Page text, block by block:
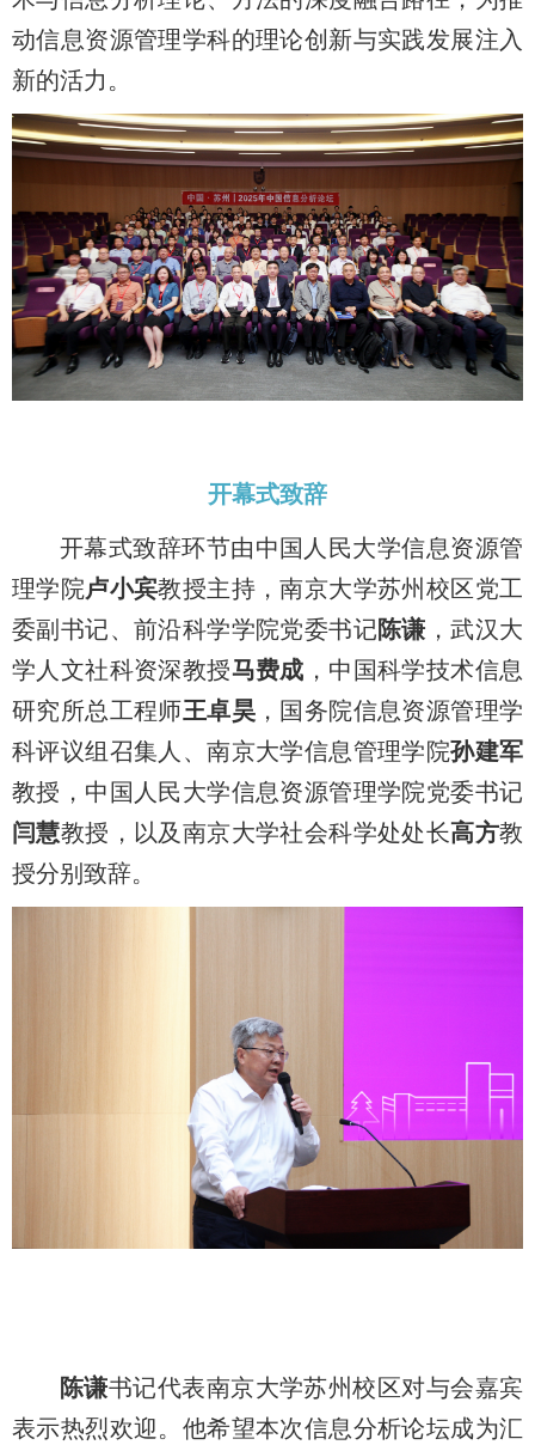
动信息资源管理学科的理论创新与实践发展注入
新的活力。
开幕式致辞
开幕式致辞环节由中国人民大学信息资源管
理学院卢小宾教授主持，南京大学苏州校区党工
委副书记、前沿科学学院党委书记陈谦 ，武汉大
学人文社科资深教授马费成 ，中国科学技术信息
研究所总工程师王卓昊 ，国务院信息资源管理学
科评议组召集人、南京大学信息管理学院孙建军
教授，中国人民大学信息资源管理学院党委书记
闫慧教授，以及南京大学社会科学处处长高方教
授分别致辞。
陈谦书记代表南京大学苏州校区对与会嘉宾
表示热烈欢迎。他希望本次信息分析论坛成为汇